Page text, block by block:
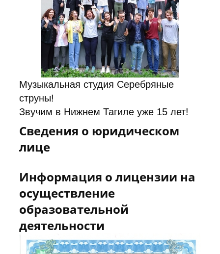
Музыкальная студия Серебряные
струны!
Звучим в Нижнем Тагиле уже 15 лет!
В студии проходит обучение по
направлениям:
- БАРАБАНЫ
- ВОКАЛ
- УКУЛЕЛЕ
- ФОТРТЕПИАНО
- ГУСЛИ
Сведения о юридическом
лице
Информация о лицензии на
осуществление
образовательной
деятельности